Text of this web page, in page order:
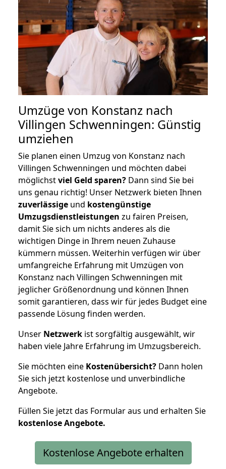
Umzüge von Konstanz nach
Villingen Schwenningen: Günstig
umziehen
Sie planen einen Umzug von Konstanz nach
Villingen Schwenningen und möchten dabei
möglichstviel Geld sparen? Dann sind Sie bei
uns genau richtig! Unser Netzwerk bieten Ihnen
zuverlässige und kostengünstige
Umzugsdienstleistungen zu fairen Preisen,
damit Sie sich um nichts anderes als die
wichtigen Dinge in Ihrem neuen Zuhause
kümmern müssen. Weiterhin verfügen wir über
umfangreiche Erfahrung mit Umzügen von
Konstanz nach Villingen Schwenningen mit
jeglicher Größenordnung und können Ihnen
somit garantieren, dass wir für jedes Budget eine
passende Lösung finden werden.
Unser Netzwerk ist sorgfältig ausgewählt, wir
haben viele Jahre Erfahrung im Umzugsbereich.
Sie möchten eine Kostenübersicht? Dann holen
Sie sich jetzt kostenlose und unverbindliche
Angebote.
Füllen Sie jetzt das Formular aus und erhalten Sie
kostenloseAngebote.
Kostenlose Angebote erhalten